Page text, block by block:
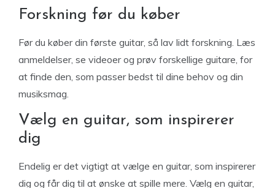
Forskning før du køber
Før du køber din første guitar, så lav lidt forskning. Læs
anmeldelser, se videoer og prøv forskellige guitare, for
at finde den, som passer bedst til dine behov og din
musiksmag.
Vælg en guitar, som inspirerer
dig
Endelig er det vigtigt at vælge en guitar, som inspirerer
dig og får dig til at ønske at spille mere. Vælg en guitar,